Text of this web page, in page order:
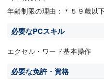
年齢制限の理由：＊５９歳以
必要なPCスキル
エクセル・ワード基本操作
必要な免許・資格